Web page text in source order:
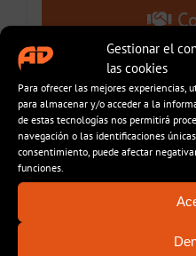
Gestionar el
las cookies
Para ofrecer las mejores experiencias,
para almacenar y/o acceder a la
de estas tecnologías nos permitirá
navegación o las identificaciones
consentimiento, puede afectar
funciones.
A.
Vía
08020